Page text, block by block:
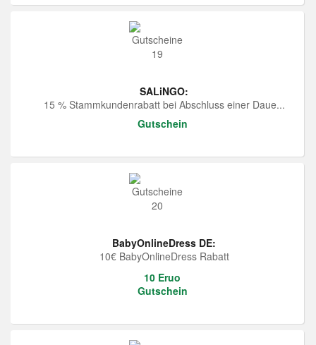
SALiNGO:
15 % Stammkundenrabatt bei Abschluss einer Daue...
Gutschein
BabyOnlineDress DE:
10€ BabyOnlineDress Rabatt
10 Eruo
Gutschein